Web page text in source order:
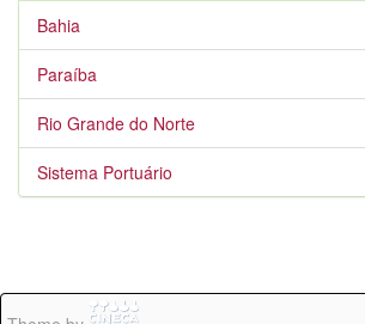
Bahia
Paraíba
Rio Grande do Norte
Sistema Portuário